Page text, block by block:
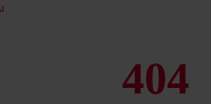
404